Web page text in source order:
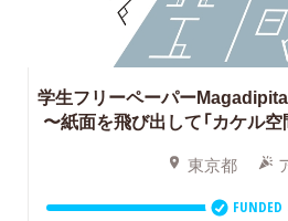
学生フリーペーパー
〜紙面を飛び出して「カケル
東京都
FUNDED